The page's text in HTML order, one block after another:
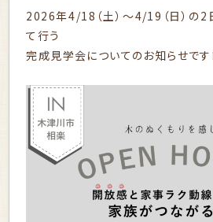
2026年4/18（土）～4/19（日）の
て行う
完成見学会についてのお知らせです